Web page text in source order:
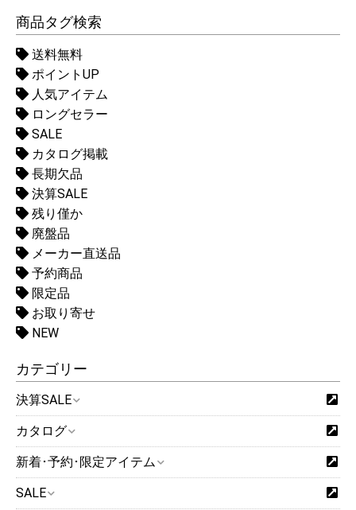
商品タグ検索
送料無料
ポイントUP
人気アイテム
ロングセラー
SALE
カタログ掲載
長期欠品
決算SALE
残り僅か
廃盤品
メーカー直送品
予約商品
限定品
お取り寄せ
NEW
カテゴリー
決算SALE
カタログ
新着･予約･限定アイテム
SALE